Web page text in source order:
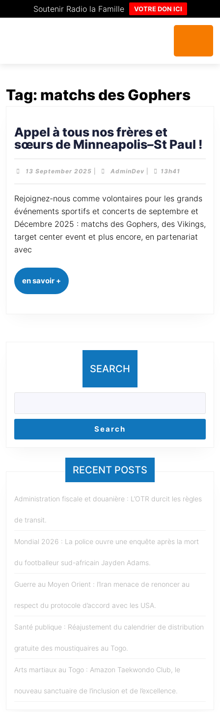
Soutenir Radio la Famille VOTRE DON ICI
Tag: matchs des Gophers
Appel à tous nos frères et
sœurs de Minneapolis–St Paul !
13 September 2025 AdminDev 13h41
Rejoignez-nous comme volontaires pour les grands
événements sportifs et concerts de septembre et
Décembre 2025 : matchs des Gophers, des Vikings,
target center event et plus encore, en partenariat
avec
en savoir +
SEARCH
Search
RECENT POSTS
Administration fiscale et douanière : L’OTR durcit les règles
de transit.
Mondial 2026 : La police ouvre une enquête après la mort
du footballeur sud-africain Jayden Adams.
Guerre au Moyen Orient : l’Iran menace de renoncer au
respect du protocole d’accord avec les USA.
Santé publique : Réajustement du calendrier de distribution
gratuite des moustiquaires au Togo.
Arts martiaux au Togo : Amazon Taekwondo Club, le
nouveau sanctuaire de l’inclusion et de l’excellence.